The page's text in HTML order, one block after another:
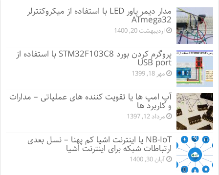
مدار دیمر پاور LED با استفاده از میکروکنترلر
ATmega32
اردیبهشت 20, 1400
پروگرم کردن بورد STM32F103C8 با استفاده از
USB port
مهر 18, 1399
آپ امپ ها یا تقویت کننده های عملیاتی – مدارات
و کاربرد ها
مرداد 12, 1397
NB-IoT یا اینترنت اشیا کم پهنا – نسل بعدی
ارتباطات شبکه برای اینترنت اشیا
آبان 30, 1400